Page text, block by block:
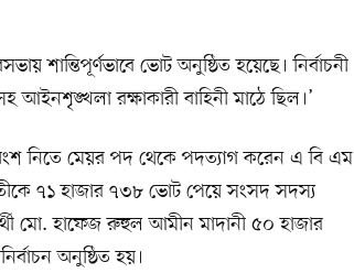
শান্তিপূর্ণভাবে ভোট অনুষ্ঠিত হয়েছে। নির্বাচনী
আইনশৃঙ্খলা রক্ষাকারী বাহিনী মাঠে ছিল।’
নিতে মেয়র পদ থেকে পদত্যাগ করেন এ বি এম
প্রতীকে ৭১ হাজার ৭৩৮ ভোট পেয়ে সংসদ সদস্য
মো. হাফেজ রুহুল আমীন মাদানী ৫০ হাজার
অনুষ্ঠিত হয়।